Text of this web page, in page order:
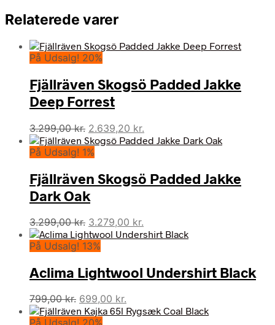
Relaterede varer
På Udsalg! 20%
Fjällräven Skogsö Padded Jakke
Deep Forrest
3.299,00kr. Den
oprindelige
pris
3.299,00 kr..
2.639,20 kr.
aktuelle
2.639,20 kr..
På Udsalg! 1%
Fjällräven Skogsö Padded Jakke
Dark Oak
3.299,00kr. Den
oprindelige
pris
3.299,00 kr..
3.279,00 kr.
aktuelle
3.279,00 kr..
På Udsalg! 13%
Aclima Lightwool Undershirt Black
799,00kr. Den
oprindelige
699,00 kr.
aktuelle